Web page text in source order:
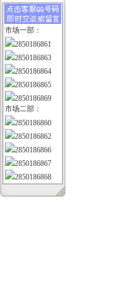
市场一部：
2850186861
2850186863
2850186864
2850186865
2850186869
市场二部：
2850186860
2850186862
2850186866
2850186867
2850186868